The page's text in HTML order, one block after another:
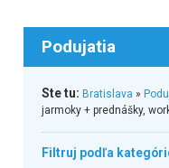
Podujatia
Ste tu: Bratislava »
jarmoky + prednášky,
Filtruj podľa